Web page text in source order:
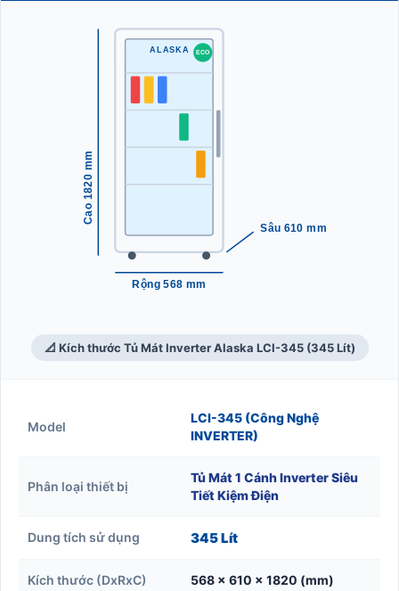
ECO
ALASKA
Cao 1820 mm
Rộng 568 mm
Sâu 610 mm
📐 Kích thước Tủ Mát Inverter Alaska LCI-345 (345 Lít)
Model
LCI-345 (Công Nghệ
INVERTER)
Phân loại thiết bị
Tủ Mát 1 Cánh Inverter Siêu
Tiết Kiệm Điện
Dung tích sử dụng 345 Lít
Kích thước (DxRxC) 568 x 610 x 1820 (mm)